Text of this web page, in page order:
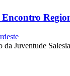
Juventude